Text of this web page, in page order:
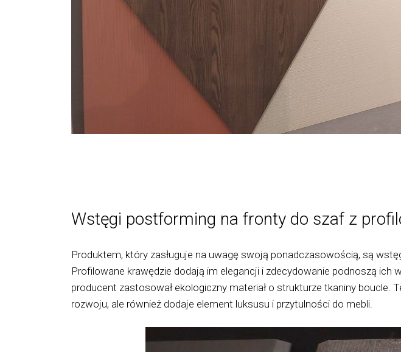
Wstęgi postforming na fronty do szaf z
Produktem, który zasługuje na uwagę swoją ponadczasowością, są
Profilowane krawędzie dodają im elegancji i zdecydowanie podnoszą
producent zastosował ekologiczny materiał o strukturze tkaniny boucle.
rozwoju, ale również dodaje element luksusu i przytulności do mebli.